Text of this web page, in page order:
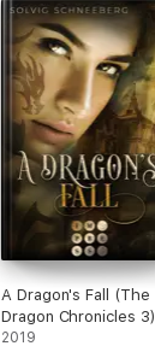
Hauptdarsteller.
A Dragon's Fall (The
Dragon Chronicles 3)
2019